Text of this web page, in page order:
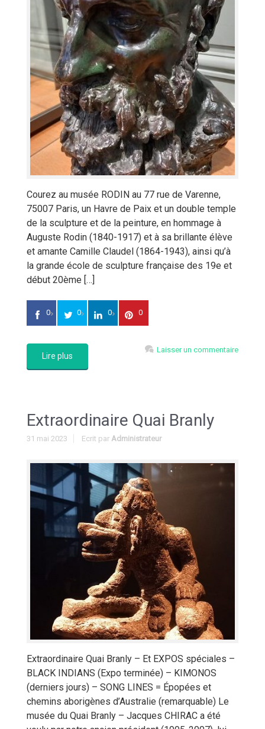
Courez au musée RODIN au 77 rue de Varenne,
75007 Paris, un Havre de Paix et un double temple
de la sculpture et de la peinture, en hommage à
Auguste Rodin (1840-1917) et à sa brillante élève
et amante Camille Claudel (1864-1943), ainsi qu’à
la grande école de sculpture française des 19e et
début 20ème […]
0 0 0 0
Lire plus
Laisser un commentaire
Extraordinaire Quai Branly
31 mai 2023 Ecrit par Administrateur
Extraordinaire Quai Branly – Et EXPOS spéciales –
BLACK INDIANS (Expo terminée) – KIMONOS
(derniers jours) – SONG LINES = Épopées et
chemins aborigènes d’Australie (remarquable) Le
musée du Quai Branly – Jacques CHIRAC a été